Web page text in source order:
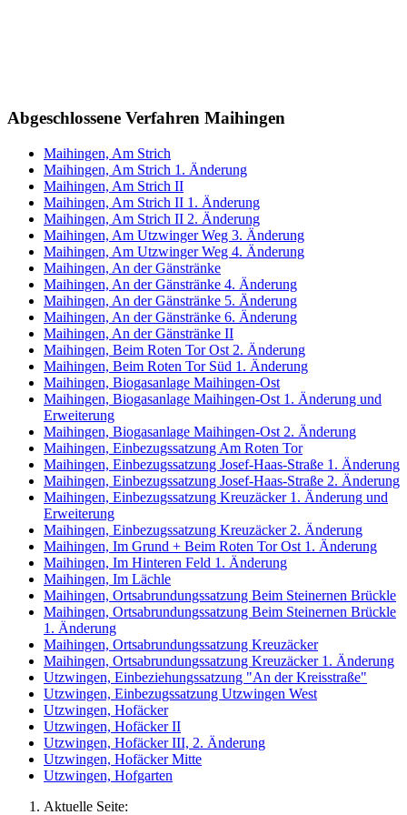
Abgeschlossene Verfahren Maihingen
Maihingen, Am Strich
Maihingen, Am Strich 1. Änderung
Maihingen, Am Strich II
Maihingen, Am Strich II 1. Änderung
Maihingen, Am Strich II 2. Änderung
Maihingen, Am Utzwinger Weg 3. Änderung
Maihingen, Am Utzwinger Weg 4. Änderung
Maihingen, An der Gänstränke
Maihingen, An der Gänstränke 4. Änderung
Maihingen, An der Gänstränke 5. Änderung
Maihingen, An der Gänstränke 6. Änderung
Maihingen, An der Gänstränke II
Maihingen, Beim Roten Tor Ost 2. Änderung
Maihingen, Beim Roten Tor Süd 1. Änderung
Maihingen, Biogasanlage Maihingen-Ost
Maihingen, Biogasanlage Maihingen-Ost 1. Änderung und
Erweiterung
Maihingen, Biogasanlage Maihingen-Ost 2. Änderung
Maihingen, Einbezugssatzung Am Roten Tor
Maihingen, Einbezugssatzung Josef-Haas-Straße 1. Änderung
Maihingen, Einbezugssatzung Josef-Haas-Straße 2. Änderung
Maihingen, Einbezugssatzung Kreuzäcker 1. Änderung und
Erweiterung
Maihingen, Einbezugssatzung Kreuzäcker 2. Änderung
Maihingen, Im Grund + Beim Roten Tor Ost 1. Änderung
Maihingen, Im Hinteren Feld 1. Änderung
Maihingen, Im Lächle
Maihingen, Ortsabrundungssatzung Beim Steinernen Brückle
Maihingen, Ortsabrundungssatzung Beim Steinernen Brückle
1. Änderung
Maihingen, Ortsabrundungssatzung Kreuzäcker
Maihingen, Ortsabrundungssatzung Kreuzäcker 1. Änderung
Utzwingen, Einbeziehungssatzung "An der Kreisstraße"
Utzwingen, Einbezugssatzung Utzwingen West
Utzwingen, Hofäcker
Utzwingen, Hofäcker II
Utzwingen, Hofäcker III, 2. Änderung
Utzwingen, Hofäcker Mitte
Utzwingen, Hofgarten
Aktuelle Seite: